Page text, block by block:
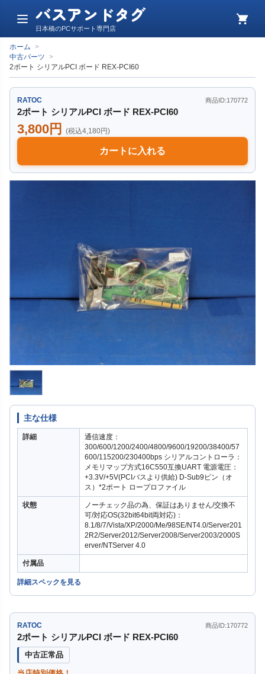
メ
ュ
ー
バスアンドタグ
日本橋のPCサポート専門店
カ
ホーム >
中古パーツ >
2ポート シリアルPCI ボード REX-PCI60
RATOC 商品ID:170772
2ポート シリアルPCI ボード REX-PCI60
3,800円 (税込4,180円)
カートに入れる
主な仕様
詳細
通信速度：
300/600/1200/2400/4800/9600/19200/38400/57
600/115200/230400bps シリアルコントローラ：
メモリマップ方式16C550互換UART 電源電圧：
+3.3V/+5V(PCIバスより供給) D-Sub9ピン（オ
ス）*2ポート ロープロファイル
状態
ノーチェック品の為、保証はありません/交換不
可/対応OS(32bit64bit両対応)：
8.1/8/7/Vista/XP/2000/Me/98SE/NT4.0/Server201
2R2/Server2012/Server2008/Server2003/2000S
erver/NTServer 4.0
付属品
詳細スペックを見る
RATOC 商品ID:170772
2ポート シリアルPCI ボード REX-PCI60
中古正常品